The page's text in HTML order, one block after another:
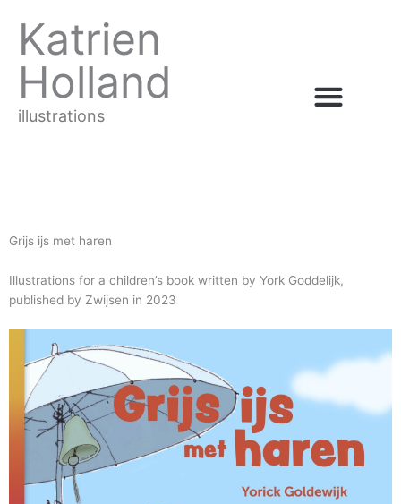
inhoud
Katrien
Holland
illustrations
Grijs ijs met haren
Illustrations for a children’s book written by York Goddelijk,
published by Zwijsen in 2023